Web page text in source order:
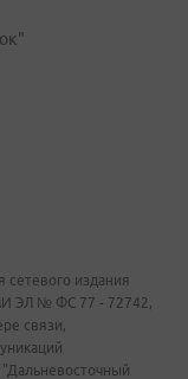
сетевого издания
ЭЛ № ФС 77 - 72742,
связи,